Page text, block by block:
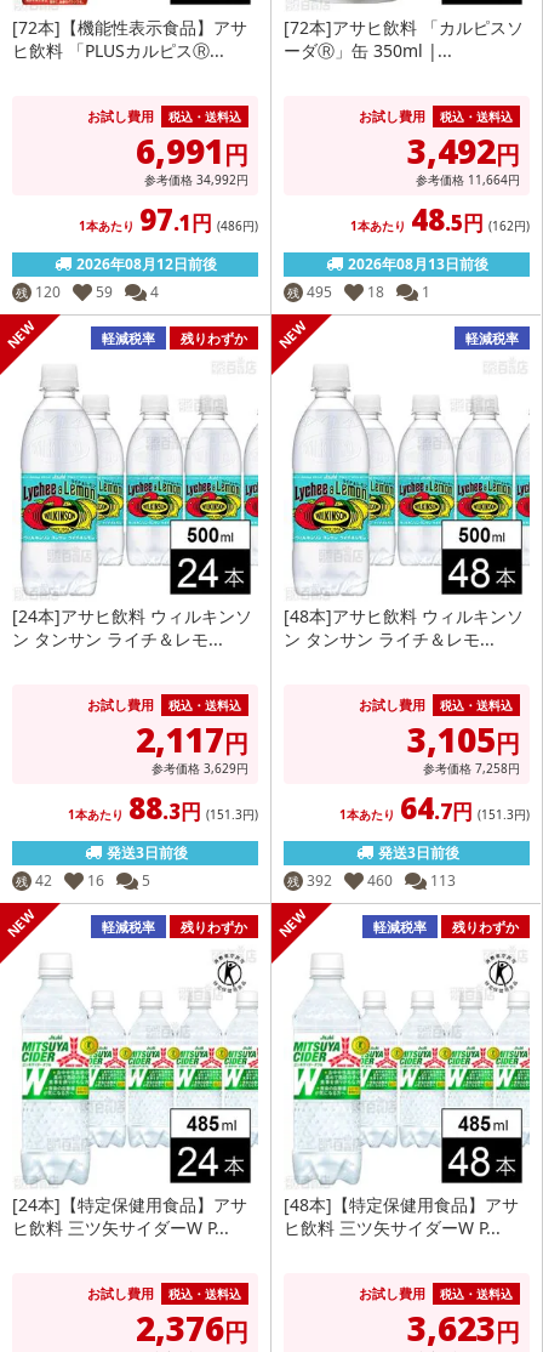
[72本]【機能性表示食品】アサ
ヒ飲料 「PLUSカルピスⓇ...
お試し費用 税込・送料込
6,991円
参考価格 34,992円
1本あたり 97.1円 (486円)
2026年08月12日前後
残 120 59 4
[72本]アサヒ飲料 「カルピスソ
ーダⓇ」缶 350ml |...
お試し費用 税込・送料込
3,492円
参考価格 11,664円
1本あたり 48.5円 (162円)
2026年08月13日前後
残 495 18 1
軽減税率 残りわずか
[24本]アサヒ飲料 ウィルキンソ
ン タンサン ライチ＆レモ...
お試し費用 税込・送料込
2,117円
参考価格 3,629円
1本あたり 88.3円 (151.3円)
発送3日前後
残 42 16 5
軽減税率
[48本]アサヒ飲料 ウィルキンソ
ン タンサン ライチ＆レモ...
お試し費用 税込・送料込
3,105円
参考価格 7,258円
1本あたり 64.7円 (151.3円)
発送3日前後
残 392 460 113
軽減税率 残りわずか
[24本]【特定保健用食品】アサ
ヒ飲料 三ツ矢サイダーW P...
お試し費用 税込・送料込
2,376円
軽減税率 残りわずか
[48本]【特定保健用食品】アサ
ヒ飲料 三ツ矢サイダーW P...
お試し費用 税込・送料込
3,623円